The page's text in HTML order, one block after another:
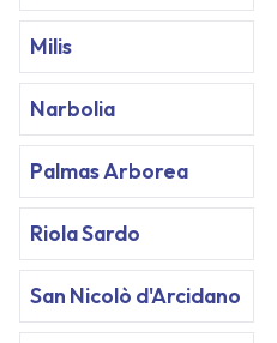
Milis
Narbolia
Palmas Arborea
Riola Sardo
San Nicolò d'Arcidano